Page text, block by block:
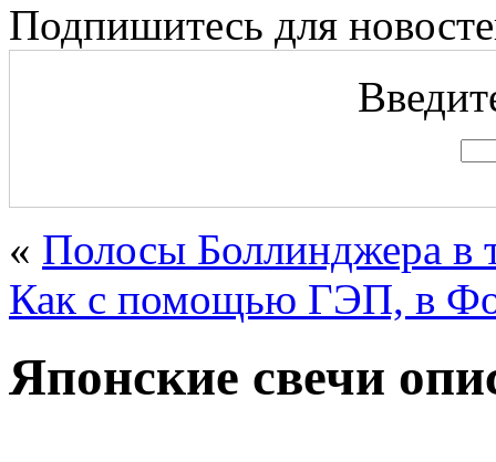
Подпишитесь для
« Полосы Боллинджера в
Как с помощью ГЭП, в
Японские свечи